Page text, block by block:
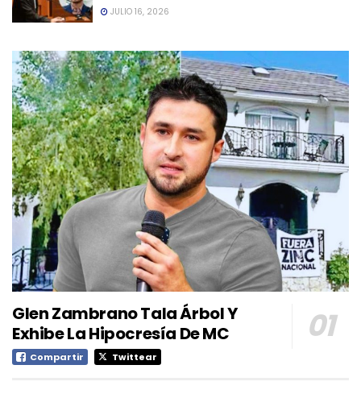
JULIO 16, 2026
Glen Zambrano Tala Árbol Y
Exhibe La Hipocresía De MC
Compartir Twittear